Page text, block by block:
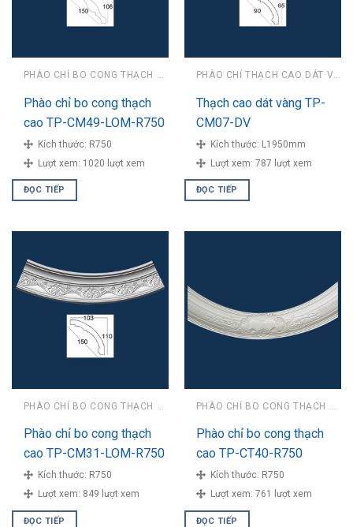
PHÀO CHỈ BO CONG THẠCH CAO
Phào chỉ bo cong thạch
cao TP-CM49-LOM-R750
Kích thước: R750
Lượt xem: 1020 lượt xem
ĐỌC TIẾP
PHÀO CHỈ THẠCH CAO DÁT VÀNG
Thạch cao dát vàng TP-
CM07-DV
Kích thước: L1950mm
Lượt xem: 787 lượt xem
ĐỌC TIẾP
Phào chỉ bo cong thạch
cao TP-CM31-LOM-R750
Kích thước: R750
Lượt xem: 849 lượt xem
ĐỌC TIẾP
Phào chỉ bo cong thạch
cao TP-CT40-R750
Kích thước: R750
Lượt xem: 761 lượt xem
ĐỌC TIẾP